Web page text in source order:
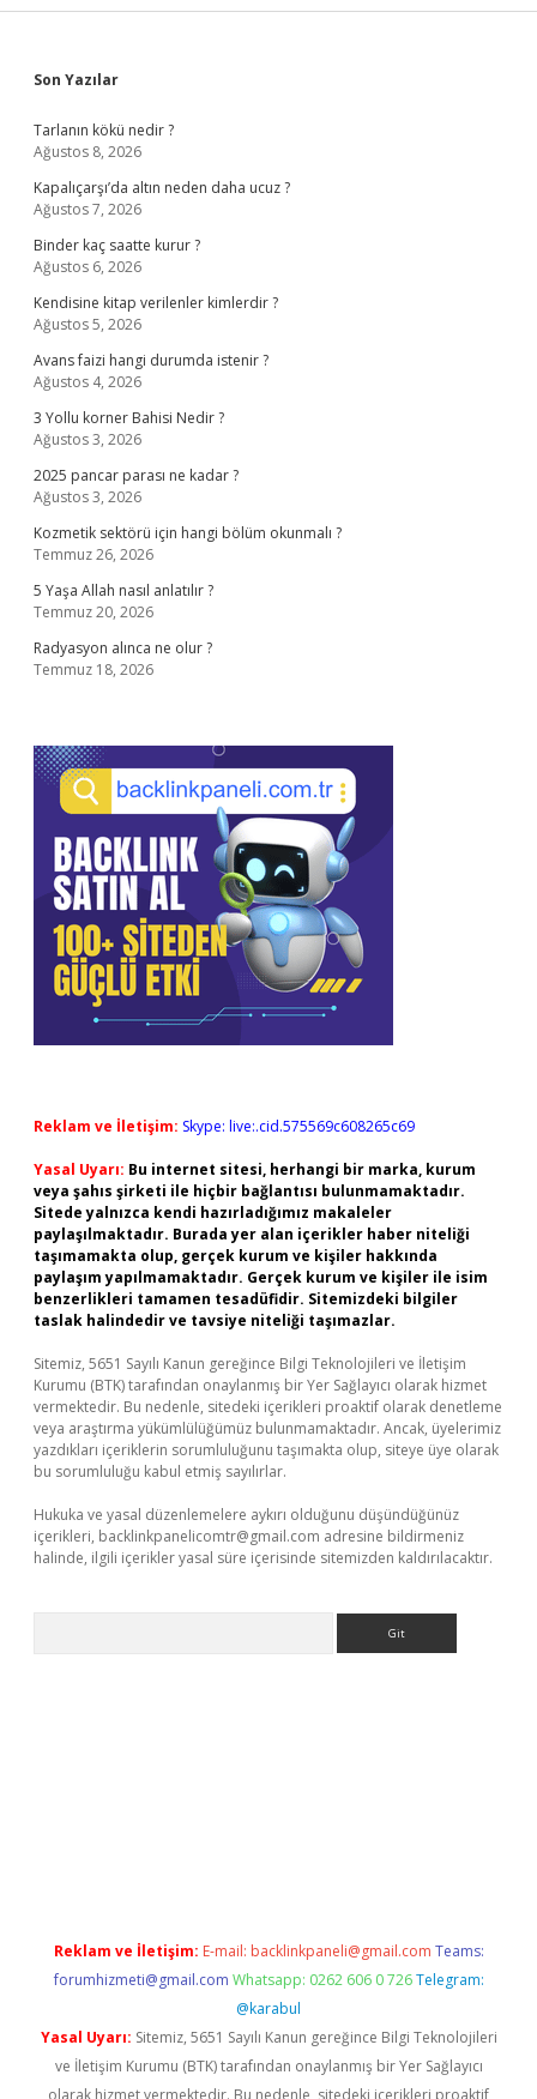
Sidebar
Son Yazılar
Tarlanın kökü nedir ?
Ağustos 8, 2026
Kapalıçarşı’da altın neden daha ucuz ?
Ağustos 7, 2026
Binder kaç saatte kurur ?
Ağustos 6, 2026
Kendisine kitap verilenler kimlerdir ?
Ağustos 5, 2026
Avans faizi hangi durumda istenir ?
Ağustos 4, 2026
3 Yollu korner Bahisi Nedir ?
Ağustos 3, 2026
2025 pancar parası ne kadar ?
Ağustos 3, 2026
Kozmetik sektörü için hangi bölüm okunmalı ?
Temmuz 26, 2026
5 Yaşa Allah nasıl anlatılır ?
Temmuz 20, 2026
Radyasyon alınca ne olur ?
Temmuz 18, 2026
Reklam ve İletişim: Skype: live:.cid.575569c608265c69
Yasal Uyarı: Bu internet sitesi, herhangi bir marka, kurum
veya şahıs şirketi ile hiçbir bağlantısı bulunmamaktadır.
Sitede yalnızca kendi hazırladığımız makaleler
paylaşılmaktadır. Burada yer alan içerikler haber niteliği
taşımamakta olup, gerçek kurum ve kişiler hakkında
paylaşım yapılmamaktadır. Gerçek kurum ve kişiler ile isim
benzerlikleri tamamen tesadüfidir. Sitemizdeki bilgiler
taslak halindedir ve tavsiye niteliği taşımazlar.
Sitemiz, 5651 Sayılı Kanun gereğince Bilgi Teknolojileri ve İletişim
Kurumu (BTK) tarafından onaylanmış bir Yer Sağlayıcı olarak hizmet
vermektedir. Bu nedenle, sitedeki içerikleri proaktif olarak denetleme
veya araştırma yükümlülüğümüz bulunmamaktadır. Ancak, üyelerimiz
yazdıkları içeriklerin sorumluluğunu taşımakta olup, siteye üye olarak
bu sorumluluğu kabul etmiş sayılırlar.
Hukuka ve yasal düzenlemelere aykırı olduğunu düşündüğünüz
içerikleri, backlinkpanelicomtr@gmail.com adresine bildirmeniz
halinde, ilgili içerikler yasal süre içerisinde sitemizden kaldırılacaktır.
Reklam ve İletişim: E-mail: backlinkpaneli@gmail.com Teams:
forumhizmeti@gmail.com Whatsapp: 0262 606 0 726 Telegram:
@karabul
Yasal Uyarı: Sitemiz, 5651 Sayılı Kanun gereğince Bilgi Teknolojileri
ve İletişim Kurumu (BTK) tarafından onaylanmış bir Yer Sağlayıcı
olarak hizmet vermektedir. Bu nedenle, sitedeki içerikleri proaktif